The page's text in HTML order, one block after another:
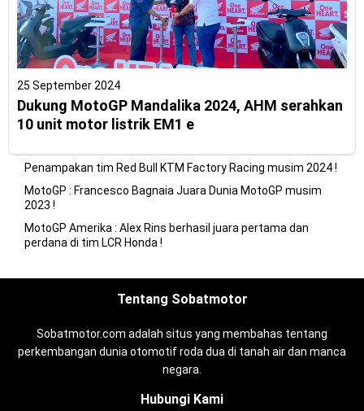
25 September 2024
Dukung MotoGP Mandalika 2024, AHM serahkan
10 unit motor listrik EM1 e
Penampakan tim Red Bull KTM Factory Racing musim 2024 !
MotoGP : Francesco Bagnaia Juara Dunia MotoGP musim
2023 !
MotoGP Amerika : Alex Rins berhasil juara pertama dan
perdana di tim LCR Honda !
Tentang Sobatmotor
Sobatmotor.com adalah situs yang membahas tentang
perkembangan dunia otomotif roda dua di tanah air dan manca
negara.
Hubungi Kami